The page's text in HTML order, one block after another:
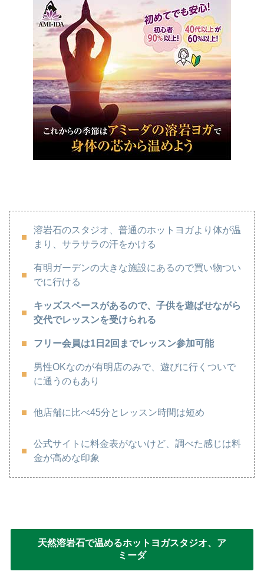
溶岩石のスタジオ、普通のホットヨガより体が温
まり、サラサラの汗をかける
有明ガーデンの大きな施設にあるので買い物つい
でに行ける
キッズスペースがあるので、子供を遊ばせながら
交代でレッスンを受けられる
フリー会員は1日2回までレッスン参加可能
男性OKなのが有明店のみで、遊びに行くついで
に通うのもあり
他店舗に比べ45分とレッスン時間は短め
公式サイトに料金表がないけど、調べた感じは料
金が高めな印象
天然溶岩石で温めるホットヨガスタジオ、ア
ミーダ